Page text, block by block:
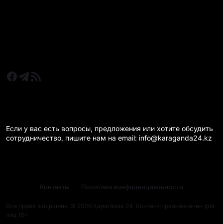
Если у вас есть вопросы, предложения или хотите обсудить
сотрудничество, пишите нам на email: info@karaganda24.kz
Все права защищены © 2026 Караганда 24. Контент предназначен для
лиц 18+.
Контакты Политика конфиденциальности